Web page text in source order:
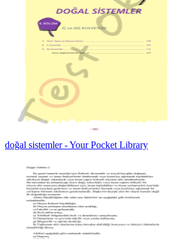
doğal sistemler - Your Pocket Library